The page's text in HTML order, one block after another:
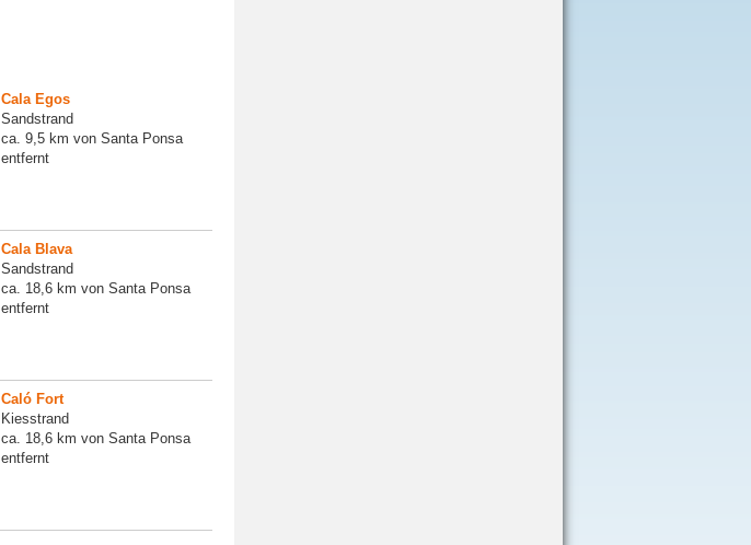
Cala Egos
Sandstrand
ca. 9,5 km von Santa Ponsa
entfernt
Cala Blava
Sandstrand
ca. 18,6 km von Santa Ponsa
entfernt
Caló Fort
Kiesstrand
ca. 18,6 km von Santa Ponsa
entfernt